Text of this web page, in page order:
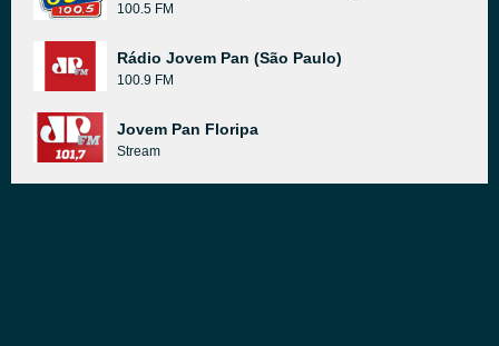
100.5 FM
Rádio Jovem Pan (São Paulo)
100.9 FM
Jovem Pan Floripa
Stream